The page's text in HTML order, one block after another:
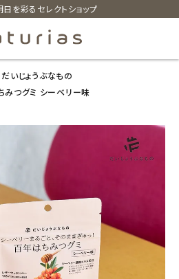
を彩るセレクトショップ
search
だいじょうぶなもの
みつグミ シーベリー味